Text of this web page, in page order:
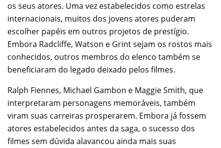
os seus atores. Uma vez estabelecidos como estrelas
internacionais, muitos dos jovens atores puderam
escolher papéis em outros projetos de prestígio.
Embora Radcliffe, Watson e Grint sejam os rostos mais
conhecidos, outros membros do elenco também se
beneficiaram do legado deixado pelos filmes.
Ralph Fiennes, Michael Gambon e Maggie Smith, que
interpretaram personagens memoráveis, também
viram suas carreiras prosperarem. Embora já fossem
atores estabelecidos antes da saga, o sucesso dos
filmes sem dúvida alavancou ainda mais suas